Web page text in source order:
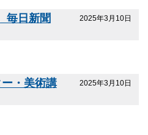
2025年3月10日
毎日新聞
2025年3月10日
・美術講